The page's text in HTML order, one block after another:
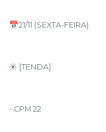
📅21/11 (SEXTA-FEIRA)
☀️ [TENDA]
- CPM 22